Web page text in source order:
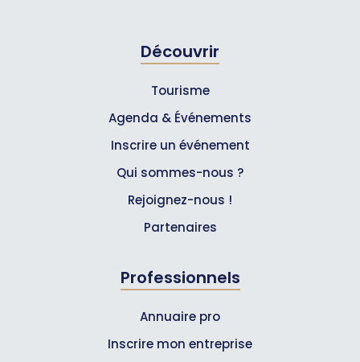
Découvrir
Tourisme
Agenda & Événements
Inscrire un événement
Qui sommes-nous ?
Rejoignez-nous !
Partenaires
Professionnels
Annuaire pro
Inscrire mon entreprise